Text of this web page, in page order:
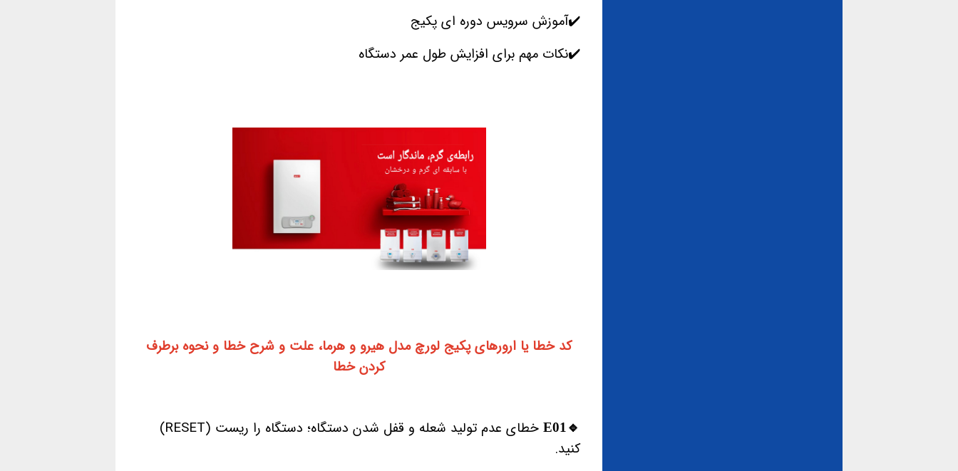
✔️آموزش سرویس دوره ای پکیج
✔️نکات مهم برای افزایش طول عمر دستگاه
کد خطا یا ارورهای پکیج لورچ مدل هیرو و هرما، علت و شرح خطا و نحوه برطرف
کردن خطا
🔹️E01
خطای عدم تولید شعله و قفل شدن دستگاه؛ دستگاه را ریست (RESET)
کنید.